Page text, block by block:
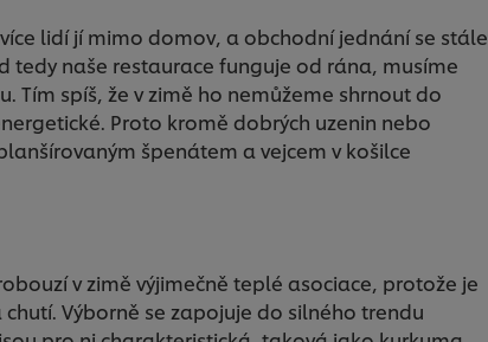
lidí jí mimo domov, a obchodní jednání se stále
tedy naše restaurace funguje od rána, musíme
Tím spíš, že v zimě ho nemůžeme shrnout do
Proto kromě dobrých uzenin nebo
špenátem a vejcem v košilce
v zimě výjimečně teplé asociace, protože je
Výborně se zapojuje do silného trendu